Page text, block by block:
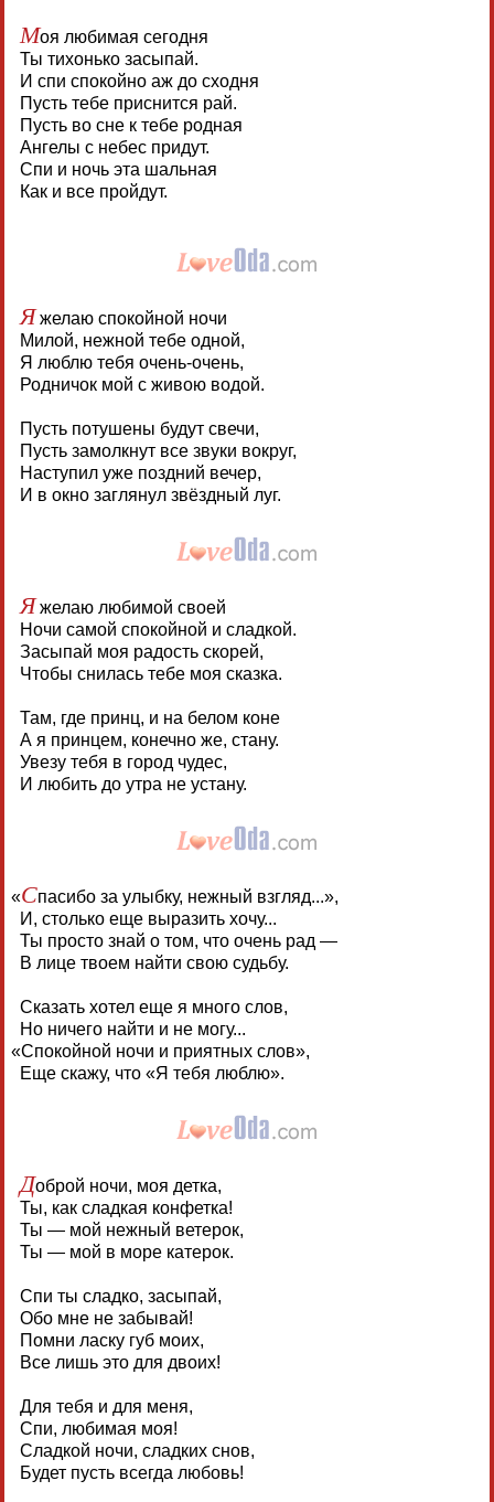
Моя любимая сегодня
Ты тихонько засыпай.
И спи спокойно аж до сходня
Пусть тебе приснится рай.
Пусть во сне к тебе родная
Ангелы с небес придут.
Спи и ночь эта шальная
Как и все пройдут.
Яжелаю спокойной ночи
Милой, нежной тебе одной,
Я люблю тебя очень-очень,
Родничок мой с живою водой.
Пусть потушены будут свечи,
Пусть замолкнут все звуки вокруг,
Наступил уже поздний вечер,
И в окно заглянул звёздный луг.
Яжелаю любимой своей
Ночи самой спокойной и сладкой.
Засыпай моя радость скорей,
Чтобы снилась тебе моя сказка.
Там, где принц, и на белом коне
А я принцем, конечно же, стану.
Увезу тебя в город чудес,
И любить до утра не устану.
«Спасибо за улыбку, нежный взгляд...»,
И, столько еще выразить хочу...
Ты просто знай о том, что очень рад —
В лице твоем найти свою судьбу.
Сказать хотел еще я много слов,
Но ничего найти и не могу...
«Спокойной ночи и приятных слов»,
Еще скажу, что «Я тебя люблю».
Доброй ночи, моя детка,
Ты, как сладкая конфетка!
Ты — мой нежный ветерок,
Ты — мой в море катерок.
Спи ты сладко, засыпай,
Обо мне не забывай!
Помни ласку губ моих,
Все лишь это для двоих!
Для тебя и для меня,
Спи, любимая моя!
Сладкой ночи, сладких снов,
Будет пусть всегда любовь!